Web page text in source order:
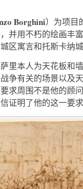
Borghini）为项目
并用不朽的绘画丰
区寓言和托斯卡纳
里本人为天花板和
争有关的场景以及
求周围不是他的顾
证明了他的这一要